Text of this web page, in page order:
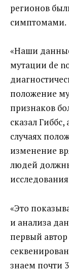
регионов
симптомами.
«Наши
мутации de
положение
признаков
сказал
случаях
изменение
людей
«Это
и анализа
первый
знаем почти